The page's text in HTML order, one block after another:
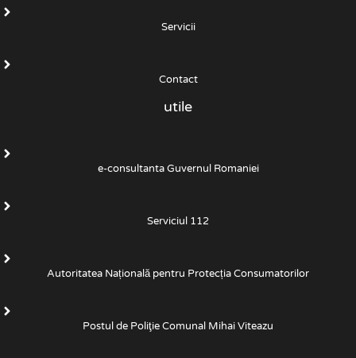
Servicii
Contact
utile
e-consultanta Guvernul Romaniei
Serviciul 112
Autoritatea Națională pentru Protecția Consumatorilor
Postul de Poliţie Comunal Mihai Viteazu